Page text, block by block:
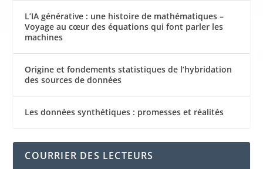
L’IA générative : une histoire de mathématiques –
Voyage au cœur des équations qui font parler les
machines
Origine et fondements statistiques de l’hybridation
des sources de données
Les données synthétiques : promesses et réalités
COURRIER DES LECTEURS